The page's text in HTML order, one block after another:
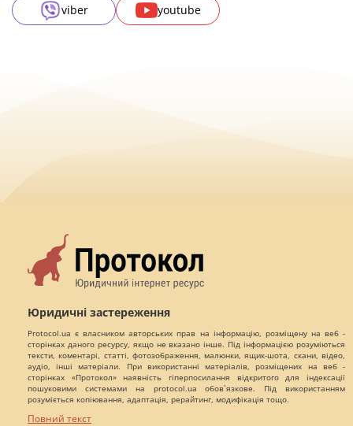
viber
youtube
Юридичні застереження
Protocol.ua є власником авторських прав на інформацію, розміщену на веб -
сторінках даного ресурсу, якщо не вказано інше. Під інформацією розуміються
тексти, коментарі, статті, фотозображення, малюнки, ящик-шота, скани, відео,
аудіо, інші матеріали. При використанні матеріалів, розміщених на веб -
сторінках «Протокол» наявність гіперпосилання відкритого для індексації
пошуковими системами на protocol.ua обов`язкове. Під використанням
розуміється копіювання, адаптація, рерайтинг, модифікація тощо.
Повний текст